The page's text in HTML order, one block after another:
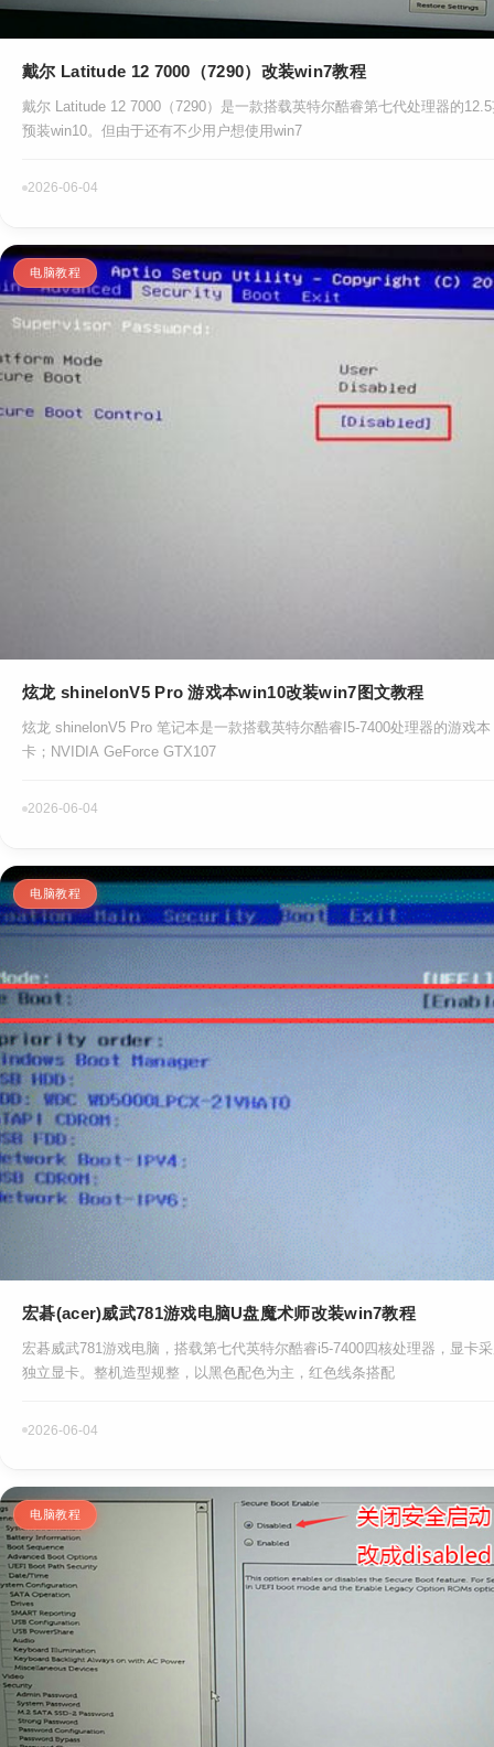
戴尔 Latitude 12 7000（7290）改装win7教程
戴尔 Latitude 12 7000（7290）是一款搭载英特尔酷睿第七代处理器的
预装win10。但由于还有不少用户想使用win7
2026-06-04
电脑教程
炫龙 shinelonV5 Pro 游戏本win10改装win7图文教程
炫龙 shinelonV5 Pro 笔记本是一款搭载英特尔酷睿I5-7400处理器的游戏
卡；NVIDIA GeForce GTX107
2026-06-04
电脑教程
宏碁(acer)威武781游戏电脑U盘魔术师改装win7教程
宏碁威武781游戏电脑，搭载第七代英特尔酷睿i5-7400四核处理器，显卡
独立显卡。整机造型规整，以黑色配色为主，红色线条搭配
2026-06-04
电脑教程